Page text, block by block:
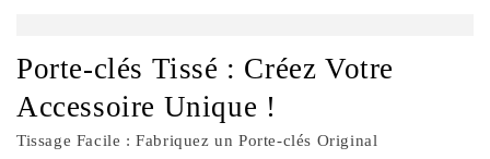
Porte-clés Tissé : Créez Votre
Accessoire Unique !
Tissage Facile : Fabriquez un Porte-clés Original